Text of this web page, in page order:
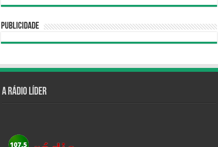
Publicidade
A Rádio Líder